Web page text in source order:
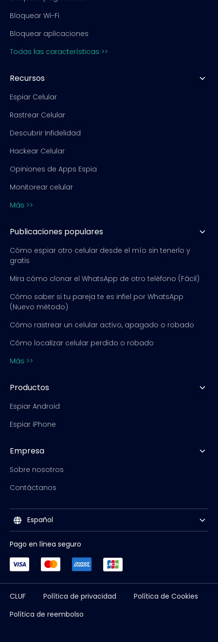
Bloquear Wi-Fi
Bloquear aplicaciones
Todas las características >>
Recursos
Espiar Celular
Rastrear Celular
Descubrir Infidelidad
Hackear Celular
Opiniones de Apps Espia
Monitorear celular
Más >>
Publicaciones populares
Cómo espiar otro celular desde el mío sin tenerlo y
gratis
Mira cómo clonar el WhatsApp de otro teléfono (Fácil)
Cómo saber si tu pareja te es infiel por WhatsApp
(Nuevo método)
Cómo rastrear un celular activo, apagado o robado
Cómo localizar celular perdido o robado
Más >>
Productos
Espiar Android
Espiar iPhone
Empresa
Sobre nosotros
Contáctanos
Español
Pago en línea seguro
CLUF Política de privacidad
Política de Cookies
Política de reembolso